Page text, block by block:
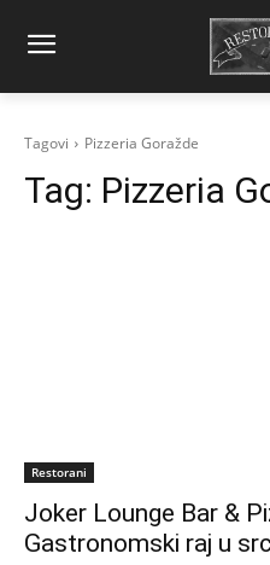
Tagovi Pizzeria Goražde
Tag: Pizzeria
Restorani
Joker Lounge Bar &
Gastronomski raj u